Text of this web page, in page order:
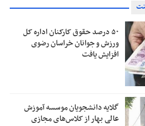
۵۰ درصد حقوق کارکنان اداره کل
ورزش و جوانان خراسان رضوی
افزایش یافت
گلایه دانشجویان موسسه آموزش
عالی بهار از کلاس‌های مجازی